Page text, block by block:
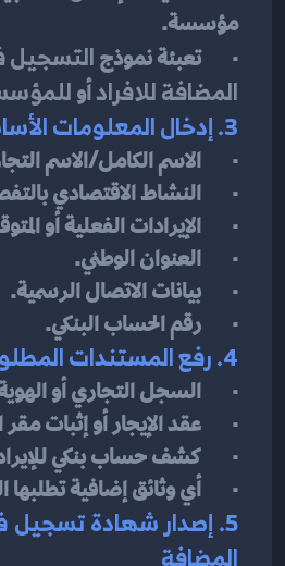
مؤسسة.
·       تعبئة نموذج
المضافة للافراد أو
3. إدخال المعلومات الأساسية
·       الاسم الكامل/الاسم
·       النشاط الاقتصادي
·       الإيرادات الفعلية أو
·       العنوان الوطني.
·       بيانات الاتصال الرسمية.
·       رقم الحساب البنكي.
4. رفع المستندات المطلوبة
·       السجل التجاري أو
·       عقد الإيجار أو إثبات
·       كشف حساب بنكي
·       أي وثائق إضافية تطلبها
المضافة